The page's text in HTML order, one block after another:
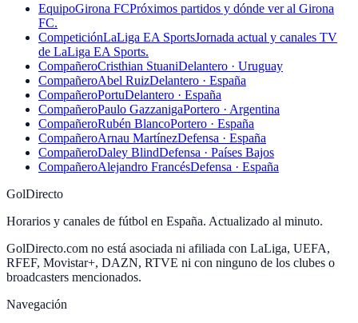
EquipoGirona FCPróximos partidos y dónde ver al Girona
FC.
CompeticiónLaLiga EA SportsJornada actual y canales TV
de LaLiga EA Sports.
CompañeroCristhian StuaniDelantero · Uruguay
CompañeroAbel RuizDelantero · España
CompañeroPortuDelantero · España
CompañeroPaulo GazzanigaPortero · Argentina
CompañeroRubén BlancoPortero · España
CompañeroArnau MartínezDefensa · España
CompañeroDaley BlindDefensa · Países Bajos
CompañeroAlejandro FrancésDefensa · España
GolDirecto
Horarios y canales de fútbol en España. Actualizado al minuto.
GolDirecto.com no está asociada ni afiliada con LaLiga, UEFA,
RFEF, Movistar+, DAZN, RTVE ni con ninguno de los clubes o
broadcasters mencionados.
Navegación